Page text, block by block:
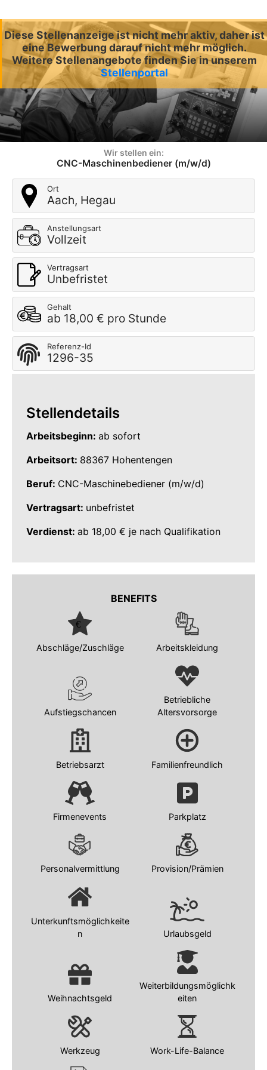
Diese Stellenanzeige ist nicht mehr aktiv, daher ist
eine Bewerbung darauf nicht mehr möglich.
Weitere Stellenangebote finden Sie in unserem
Stellenportal
Wir stellen ein:
CNC-Maschinenbediener (m/w/d)
Ort
Aach, Hegau
Anstellungsart
Vollzeit
Vertragsart
Unbefristet
Gehalt
ab 18,00 € pro Stunde
Referenz-Id
1296-35
Stellendetails
Arbeitsbeginn: ab sofort
Arbeitsort: 88367 Hohentengen
Beruf: CNC-Maschinebediener (m/w/d)
Vertragsart: unbefristet
Verdienst: ab 18,00 € je nach Qualifikation
BENEFITS
Abschläge/Zuschläge Arbeitskleidung
Aufstiegschancen
Betriebliche
Altersvorsorge
Betriebsarzt Familienfreundlich
Firmenevents Parkplatz
Personalvermittlung Provision/Prämien
Unterkunftsmöglichkeite
n
Urlaubsgeld
Weihnachtsgeld
Weiterbildungsmöglichk
eiten
Werkzeug Work-Life-Balance